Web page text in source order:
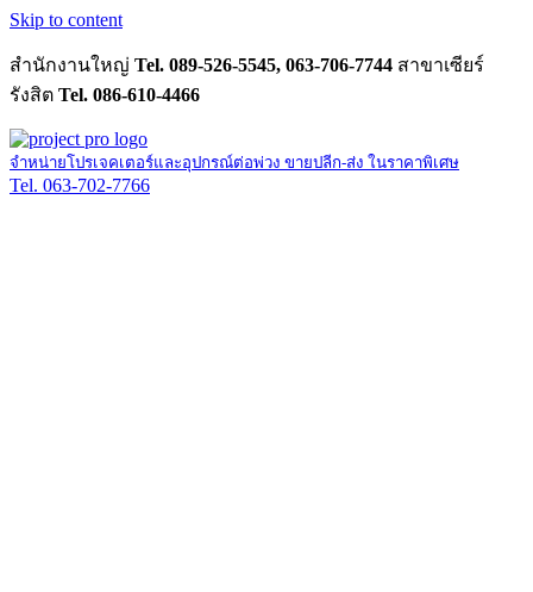
Skip to content
สำนักงานใหญ่ Tel. 089-526-5545, 063-706-7744 สาขาเซียร์
รังสิต Tel. 086-610-4466
จำหน่ายโปรเจคเตอร์และอุปกรณ์ต่อพ่วง ขายปลีก-ส่ง ในราคาพิเศษ
Tel. 063-702-7766